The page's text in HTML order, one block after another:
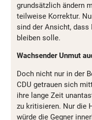
grundsätzlich ändern
teilweise Korrektur.
sind der Ansicht,
bleiben solle.
Wachsender Unmut
Doch nicht nur in der
CDU getrauen sich
ihre lange Zeit
zu kritisieren. Nur die
würde die Gegner